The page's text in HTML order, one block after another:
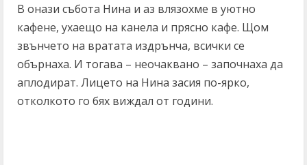
В онази събота Нина и аз влязохме в уютно
кафене, ухаещо на канела и прясно кафе. Щом
звънчето на вратата издрънча, всички се
обърнаха. И тогава – неочаквано – започнаха да
аплодират. Лицето на Нина засия по-ярко,
отколкото го бях виждал от години.